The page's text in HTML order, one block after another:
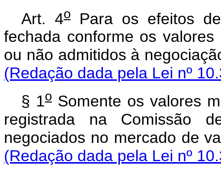
Art. 4oPara os efeitos
fechada conforme os
ou não admitidos à
(Redação dada pela Lei nº
§ 1o Somente os valores
registrada na Comissão
negociados no
(Redação dada pela Lei nº